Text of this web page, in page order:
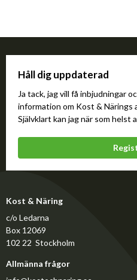
Håll dig uppdaterad
Ja tack, jag vill få inbjudningar
information om Kost & Närings
Självklart kan jag när som helst
Kost & Näring
c/o Ledarna
Box 12069
102 22 Stockholm
Allmänna frågor